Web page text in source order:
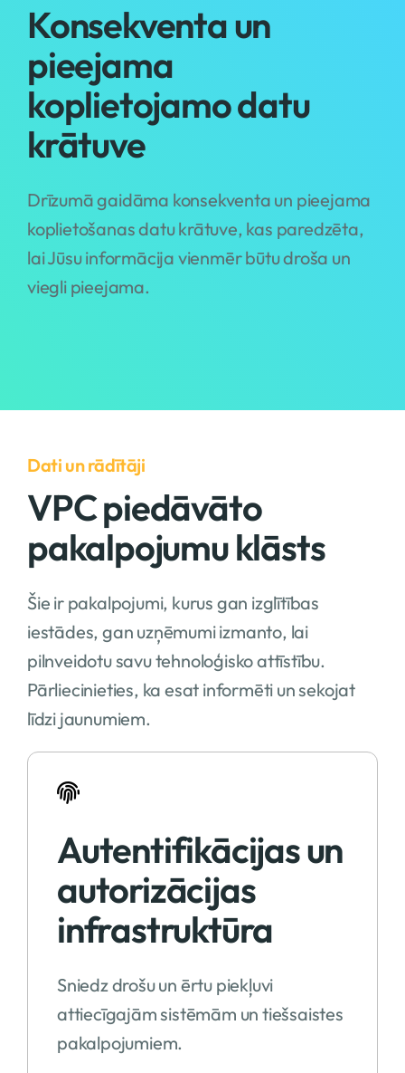
Konsekventa un
pieejama
koplietojamo datu
krātuve
Drīzumā gaidāma konsekventa un pieejama
koplietošanas datu krātuve, kas paredzēta,
lai Jūsu informācija vienmēr būtu droša un
viegli pieejama.
Dati un rādītāji
VPC piedāvāto
pakalpojumu klāsts
Šie ir pakalpojumi, kurus gan izglītības
iestādes, gan uzņēmumi izmanto, lai
pilnveidotu savu tehnoloģisko attīstību.
Pārliecinieties, ka esat informēti un sekojat
līdzi jaunumiem.
Autentifikācijas un
autorizācijas
infrastruktūra
Sniedz drošu un ērtu piekļuvi
attiecīgajām sistēmām un tiešsaistes
pakalpojumiem.